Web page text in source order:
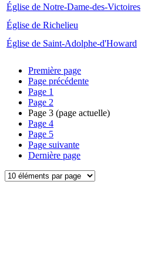
Église de Notre-Dame-des-Victoires
Église de Richelieu
Église de Saint-Adolphe-d'Howard
Première page
Page précédente
Page 1
Page 2
Page 3 (page actuelle)
Page 4
Page 5
Page suivante
Dernière page